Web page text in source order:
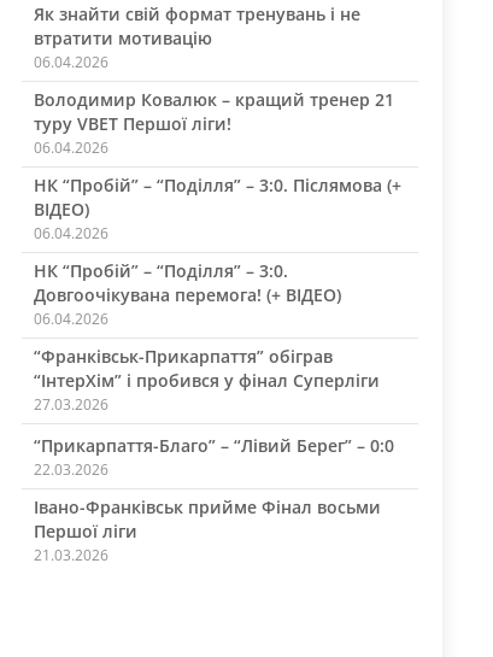
Як знайти свій формат тренувань і не
втратити мотивацію
06.04.2026
Володимир Ковалюк – кращий тренер 21
туру VBET Першої ліги!
06.04.2026
НК “Пробій” – “Поділля” – 3:0. Післямова (+
ВІДЕО)
06.04.2026
НК “Пробій” – “Поділля” – 3:0.
Довгоочікувана перемога! (+ ВІДЕО)
06.04.2026
“Франківськ-Прикарпаття” обіграв
“ІнтерХім” і пробився у фінал Суперліги
27.03.2026
“Прикарпаття-Благо” – “Лівий Берег” – 0:0
22.03.2026
Івано-Франківськ прийме Фінал восьми
Першої ліги
21.03.2026